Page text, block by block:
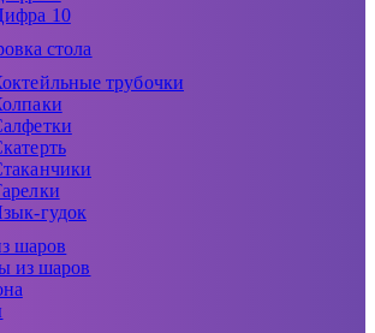
10
стола
трубочки
гудок
шаров
из шаров